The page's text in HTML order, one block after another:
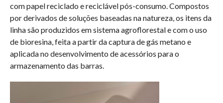
com papel reciclado e reciclável pós-consumo. Compostos
por derivados de soluções baseadas na natureza, os itens da
linha são produzidos em sistema agroflorestal e com o uso
de bioresina, feita a partir da captura de gás metano e
aplicada no desenvolvimento de acessórios para o
armazenamento das barras.